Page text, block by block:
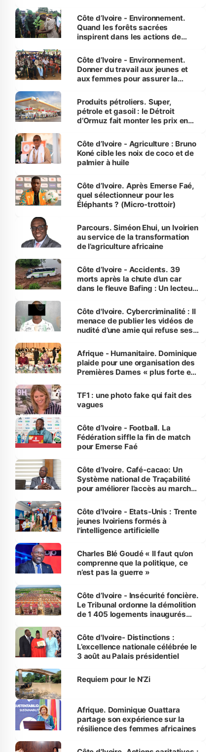
Côte d’Ivoire - Environnement.
Quand les forêts sacrées
inspirent dans les actions de
Côte d’Ivoire - Environnement.
Donner du travail aux jeunes et
aux femmes pour assurer la
menacées
Produits pétroliers. Super,
pétrole et gasoil : le Détroit
d’Ormuz fait monter les prix en
Côte d’Ivoire - Agriculture : Bruno
Koné cible les noix de coco et de
palmier à huile
Côte d’Ivoire. Après Emerse Faé,
quel sélectionneur pour les
Éléphants ? (Micro-trottoir)
Parcours. Siméon Ehui, un Ivoirien
au service de la transformation
de l’agriculture africaine
Côte d’Ivoire - Accidents. 39
morts après la chute d’un car
dans le fleuve Bafing : Un lecteur
des Transports
Côte d'Ivoire. Cybercriminalité : Il
menace de publier les vidéos de
nudité d’une amie qui refuse ses
Afrique - Humanitaire. Dominique
plaide pour une organisation des
Premières Dames « plus forte et
sur la scène internationale »
TF1 : une photo fake qui fait des
vagues
Côte d’Ivoire - Football. La
Fédération siffle la fin de match
pour Emerse Faé
Côte d’Ivoire. Café-cacao: Un
Système national de Traçabilité
pour améliorer l’accès au marché
Côte d'Ivoire - Etats-Unis : Trente
jeunes Ivoiriens formés à
l'intelligence artificielle
Charles Blé Goudé « Il faut qu’on
comprenne que la politique, ce
n’est pas la guerre »
Côte d’Ivoire - Insécurité foncière.
Le Tribunal ordonne la démolition
de 1 405 logements inaugurés
Bassam
Côte d'Ivoire- Distinctions :
L’excellence nationale célébrée le
3 août au Palais présidentiel
Requiem pour le N’Zi
Afrique. Dominique Ouattara
partage son expérience sur la
résilience des femmes africaines